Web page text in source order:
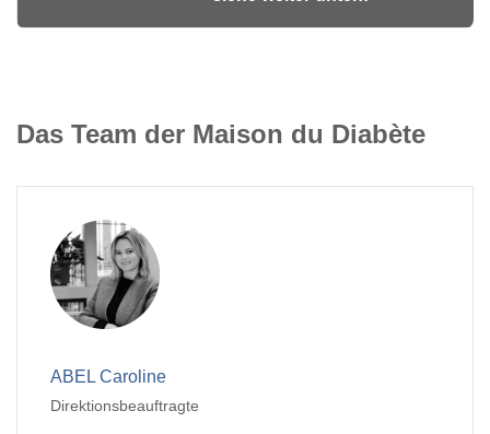
Das Team der Maison du Diabète
ABEL Caroline
Direktionsbeauftragte